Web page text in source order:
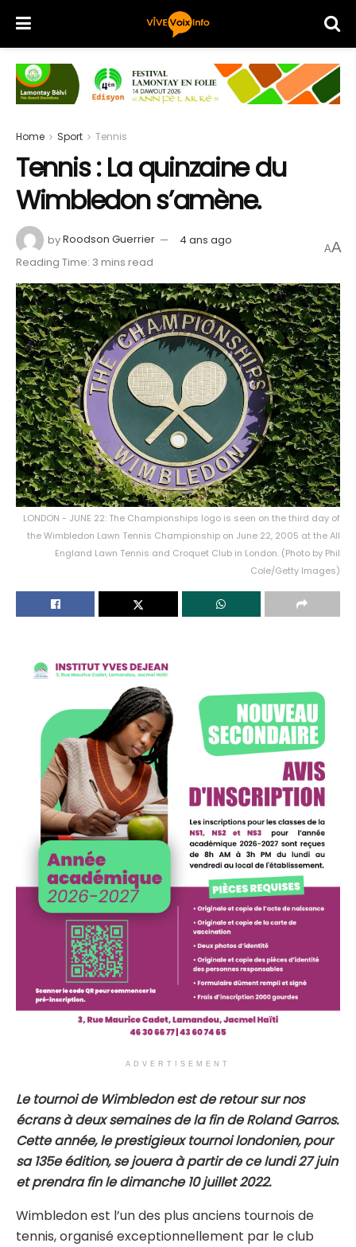
Home Sport Tennis
Tennis : La quinzaine du
Wimbledon s’amène.
byRoodson Guerrier
4 ans ago
Reading Time: 3 mins read
AA
LONDON - JUNE 22: The Championships logo is seen on the third day of
the Wimbledon Lawn Tennis Championship on June 22, 2005 at the All
England Lawn Tennis and Croquet Club in London. (Photo by Phil
Cole/Getty Images)
ADVERTISEMENT
Le tournoi de Wimbledon est de retour sur nos
écrans à deux semaines de la fin de Roland Garros.
Cette année, le prestigieux tournoi londonien, pour
sa 135e édition, se jouera à partir de ce lundi 27 juin
et prendra fin le dimanche 10 juillet 2022.
Wimbledon est l’un des plus anciens tournois de
tennis, organisé exceptionnellement par le club